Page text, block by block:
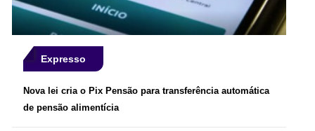
Expresso
Nova lei cria o Pix Pensão para transferência automática
de pensão alimentícia